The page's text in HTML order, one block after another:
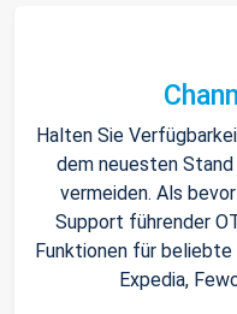
Halten Sie
dem neuesten
vermeiden. Als
Support führender
Funktionen für beliebte
Expedia,